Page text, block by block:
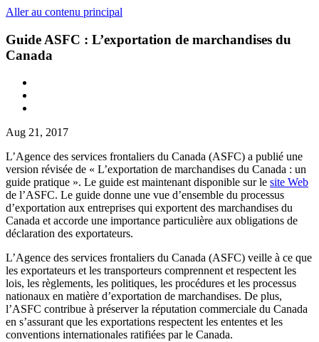
Aller au contenu principal
Guide ASFC : L’exportation de marchandises du
Canada
Aug 21, 2017
L’Agence des services frontaliers du Canada (ASFC) a publié une
version révisée de « L’exportation de marchandises du Canada : un
guide pratique ». Le guide est maintenant disponible sur le site Web
de l’ASFC. Le guide donne une vue d’ensemble du processus
d’exportation aux entreprises qui exportent des marchandises du
Canada et accorde une importance particulière aux obligations de
déclaration des exportateurs.
L’Agence des services frontaliers du Canada (ASFC) veille à ce que
les exportateurs et les transporteurs comprennent et respectent les
lois, les règlements, les politiques, les procédures et les processus
nationaux en matière d’exportation de marchandises. De plus,
l’ASFC contribue à préserver la réputation commerciale du Canada
en s’assurant que les exportations respectent les ententes et les
conventions internationales ratifiées par le Canada.